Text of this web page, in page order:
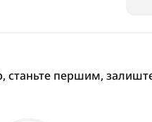
станьте першим, залиште